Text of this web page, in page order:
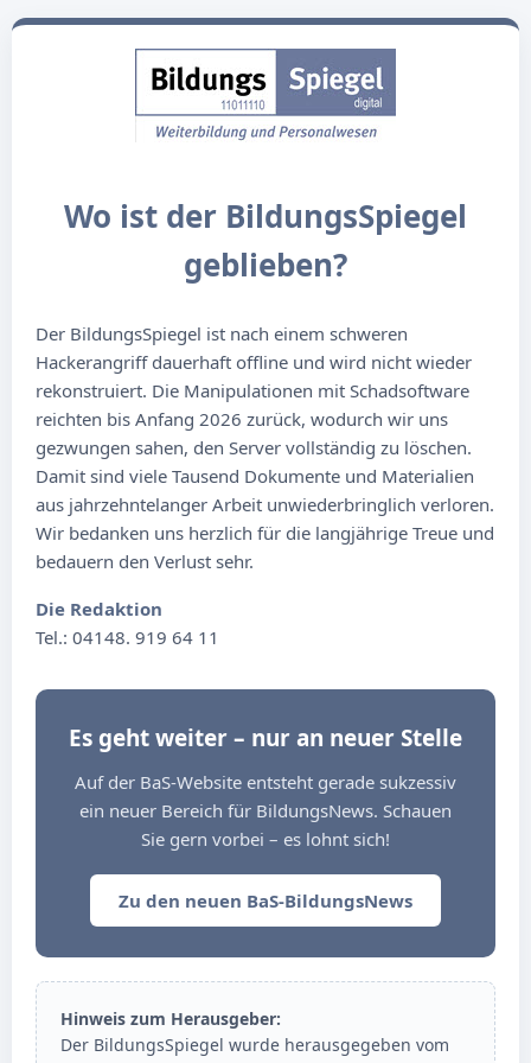
Wo ist der BildungsSpiegel
geblieben?
Der BildungsSpiegel ist nach einem schweren
Hackerangriff dauerhaft offline und wird nicht wieder
rekonstruiert. Die Manipulationen mit Schadsoftware
reichten bis Anfang 2026 zurück, wodurch wir uns
gezwungen sahen, den Server vollständig zu löschen.
Damit sind viele Tausend Dokumente und Materialien
aus jahrzehntelanger Arbeit unwiederbringlich verloren.
Wir bedanken uns herzlich für die langjährige Treue und
bedauern den Verlust sehr.
Die Redaktion
Tel.: 04148. 919 64 11
Es geht weiter – nur an neuer Stelle
Auf der BaS-Website entsteht gerade sukzessiv
ein neuer Bereich für BildungsNews. Schauen
Sie gern vorbei – es lohnt sich!
Zu den neuen BaS-BildungsNews
Hinweis zum Herausgeber:
Der BildungsSpiegel wurde herausgegeben vom